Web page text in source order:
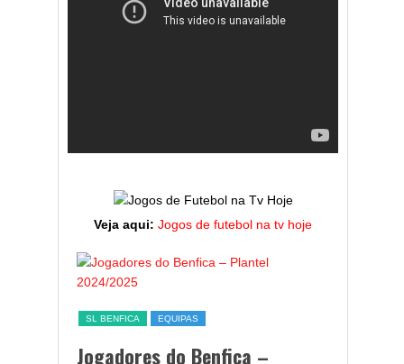
Veja aqui: Jogos de futebol na tv hoje
SL BENFICA EQUIPAS
Jogadores do Benfica –